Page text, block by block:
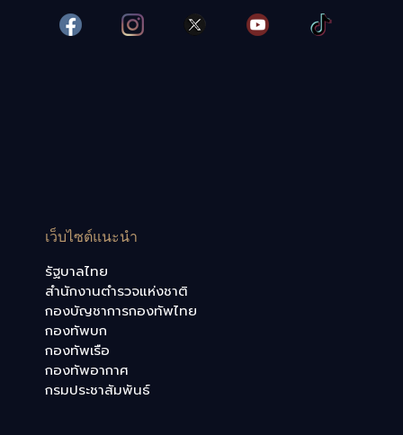
เว็บไซต์แนะนำ
รัฐบาลไทย
สำนักงานตำรวจแห่งชาติ
กองบัญชาการกองทัพไทย
กองทัพบก
กองทัพเรือ
กองทัพอากาศ
กรมประชาสัมพันธ์